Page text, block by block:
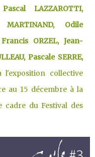
LAZZAROTTI,
Odile
ORZEL, Jean-
Pascale SERRE,
collective
au 15 décembre à la
cadre du Festival des